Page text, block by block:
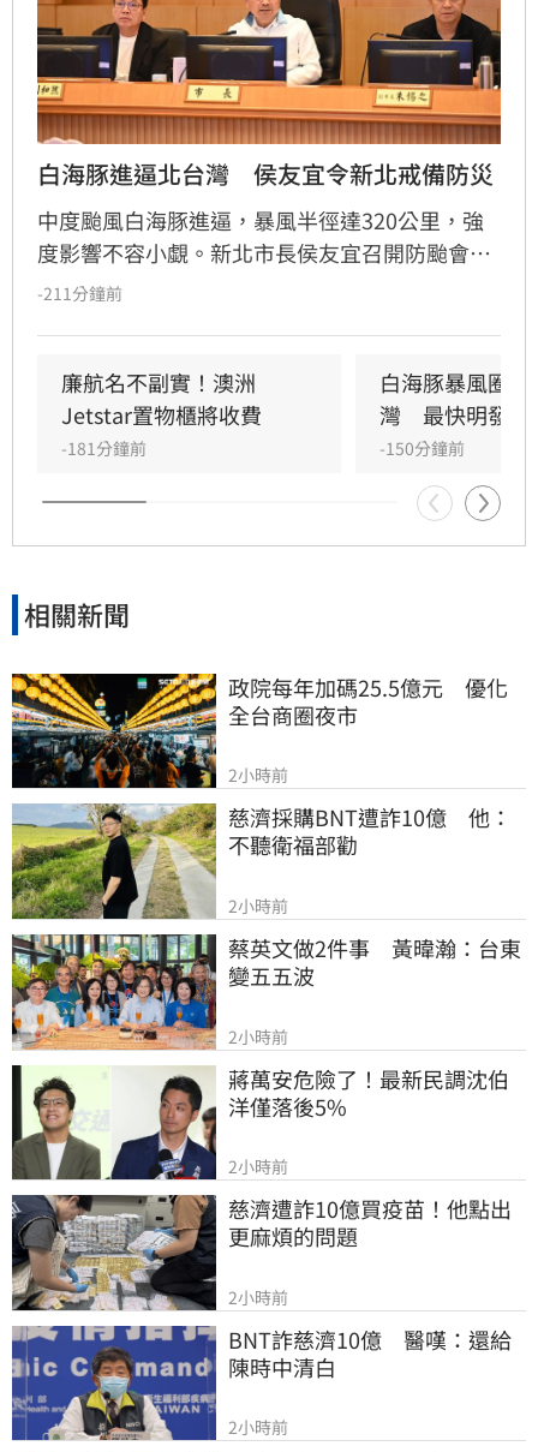
白海豚進逼北台灣　侯友宜令新北戒備防災
中度颱風白海豚進逼，暴風半徑達320公里，強
度影響不容小覷。新北市長侯友宜召開防颱會
議，要求市府團隊與29區公所全面戒備，針對易
民提前檢查陽台排水、固定招牌，颱風期間避免
前往山區或海邊，並透過新北災訊E點通隨時掌
握最新防災資訊，共同守護城市安全。
-211分鐘前
廉航名不副實！澳洲
Jetstar置物櫃將收費
-181分鐘前
白海豚暴風圈
灣　最快明發海
-150分鐘前
相關新聞
政院每年加碼25.5億元　優化
全台商圈夜市
2小時前
慈濟採購BNT遭詐10億　他：
不聽衛福部勸
2小時前
蔡英文做2件事　黃暐瀚：台東
變五五波
2小時前
蔣萬安危險了！最新民調沈伯
洋僅落後5%
2小時前
慈濟遭詐10億買疫苗！他點出
更麻煩的問題
2小時前
BNT詐慈濟10億　醫嘆：還給
陳時中清白
2小時前